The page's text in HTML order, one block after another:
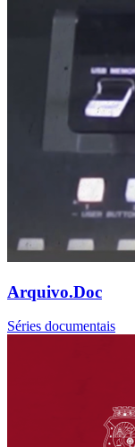
Arquivo.Doc
Séries documentais